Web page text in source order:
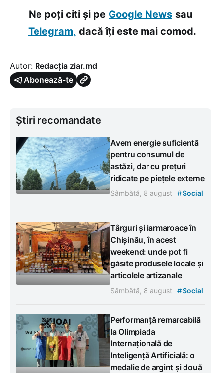
Ne poți citi și pe Google News sau
Telegram, dacă îți este mai comod.
Autor: Redacția ziar.md
Abonează-te
Știri recomandate
Avem energie suficientă
pentru consumul de
astăzi, dar cu prețuri
ridicate pe piețele externe
Sâmbătă, 8 august #Social
Târguri și iarmaroace în
Chișinău, în acest
weekend: unde pot fi
găsite produsele locale și
articolele artizanale
Sâmbătă, 8 august #Social
Performanță remarcabilă
la Olimpiada
Internațională de
Inteligență Artificială: o
medalie de argint și două